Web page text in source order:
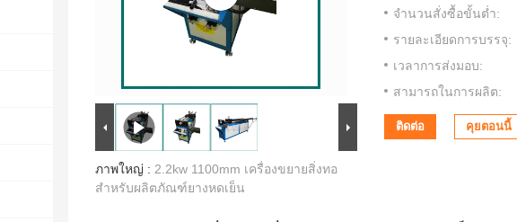
ภาพใหญ่ : 2.2kw 1100mm เครื่องขยายสิ่งทอ
สำหรับผลิตภัณฑ์ยางหดเย็น
จำนวนสั่งซื้อขั้นต่ำ:
รายละเอียดการบรรจุ:
เวลาการส่งมอบ:
สามารถในการผลิต:
ติดต่อ คุยตอนนี้